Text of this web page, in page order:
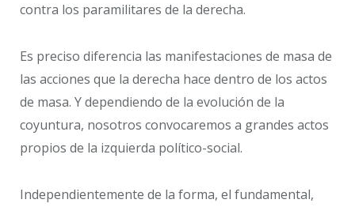
contra los paramilitares de la derecha.
Es preciso diferencia las manifestaciones de masa de
las acciones que la derecha hace dentro de los actos
de masa. Y dependiendo de la evolución de la
coyuntura, nosotros convocaremos a grandes actos
propios de la izquierda político-social.
Independientemente de la forma, el fundamental,